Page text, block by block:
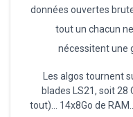
données ouvertes
tout un chacun
nécessitent une
Les algos tournent
blades LS21, soit
tout)… 14x8Go de